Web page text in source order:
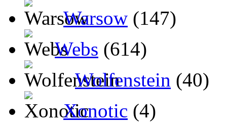
Warsow (147)
Webs (614)
Wolfenstein (40)
Xonotic (4)